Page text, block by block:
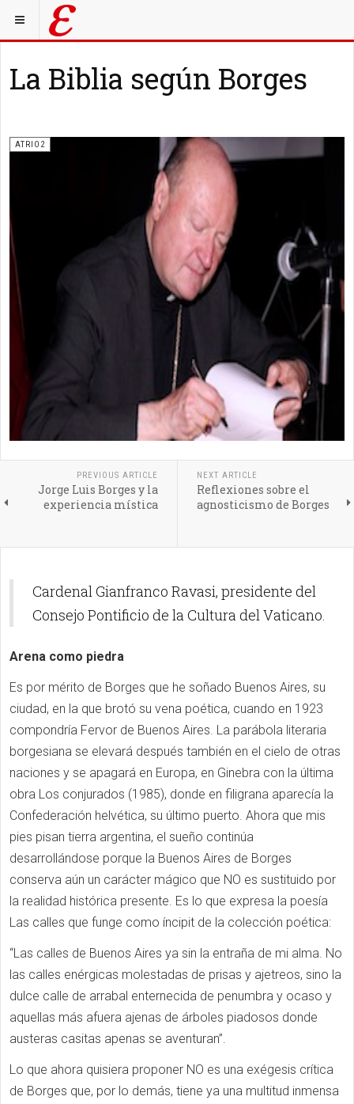
La Biblia según Borges
ATRIO2
PREVIOUS ARTICLE
Jorge Luis Borges y la
experiencia mística
NEXT ARTICLE
Reflexiones sobre el
agnosticismo de Borges
Cardenal Gianfranco Ravasi, presidente del
Consejo Pontificio de la Cultura del Vaticano.
Arena como piedra
Es por mérito de Borges que he soñado Buenos Aires, su
ciudad, en la que brotó su vena poética, cuando en 1923
compondría Fervor de Buenos Aires. La parábola literaria
borgesiana se elevará después también en el cielo de otras
naciones y se apagará en Europa, en Ginebra con la última
obra Los conjurados (1985), donde en filigrana aparecía la
Confederación helvética, su último puerto. Ahora que mis
pies pisan tierra argentina, el sueño continúa
desarrollándose porque la Buenos Aires de Borges
conserva aún un carácter mágico que NO es sustituido por
la realidad histórica presente. Es lo que expresa la poesía
Las calles que funge como íncipit de la colección poética:
“Las calles de Buenos Aires ya sin la entraña de mi alma. No
las calles enérgicas molestadas de prisas y ajetreos, sino la
dulce calle de arrabal enternecida de penumbra y ocaso y
aquellas más afuera ajenas de árboles piadosos donde
austeras casitas apenas se aventuran”.
Lo que ahora quisiera proponer NO es una exégesis crítica
de Borges que, por lo demás, tiene ya una multitud inmensa